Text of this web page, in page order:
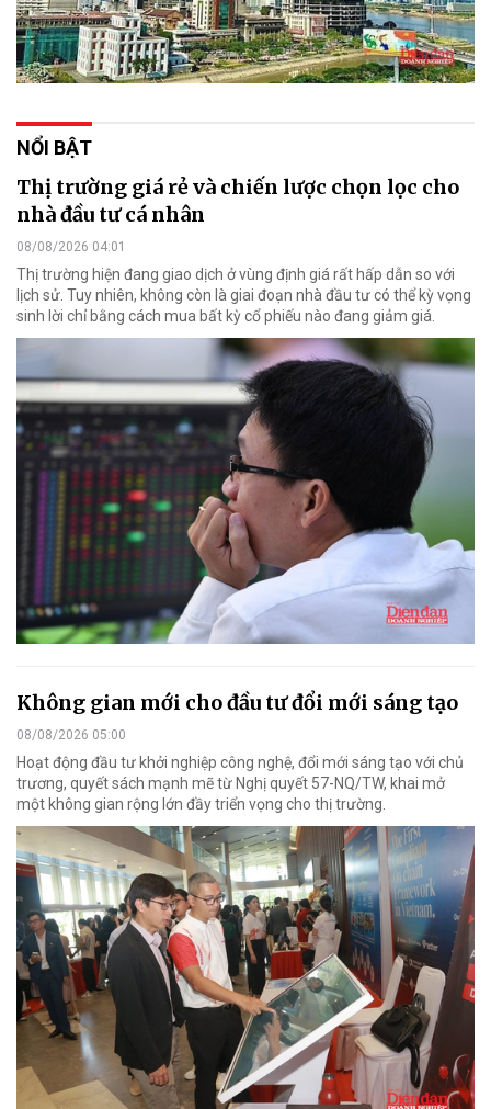
NỔI BẬT
Thị trường giá rẻ và chiến lược chọn lọc cho
nhà đầu tư cá nhân
08/08/2026 04:01
Thị trường hiện đang giao dịch ở vùng định giá rất hấp dẫn so với
lịch sử. Tuy nhiên, không còn là giai đoạn nhà đầu tư có thể kỳ vọng
sinh lời chỉ bằng cách mua bất kỳ cổ phiếu nào đang giảm giá.
Không gian mới cho đầu tư đổi mới sáng tạo
08/08/2026 05:00
Hoạt động đầu tư khởi nghiệp công nghệ, đổi mới sáng tạo với chủ
trương, quyết sách mạnh mẽ từ Nghị quyết 57-NQ/TW, khai mở
một không gian rộng lớn đầy triển vọng cho thị trường.